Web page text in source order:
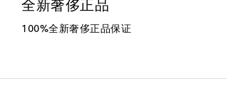
全新奢侈正品
100%全新奢侈正品保证